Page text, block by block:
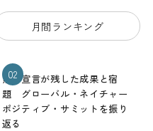
月間ランキング
02
熊本宣言が残した成果と宿
題 グローバル・ネイチャー
ポジティブ・サミットを振り
返る